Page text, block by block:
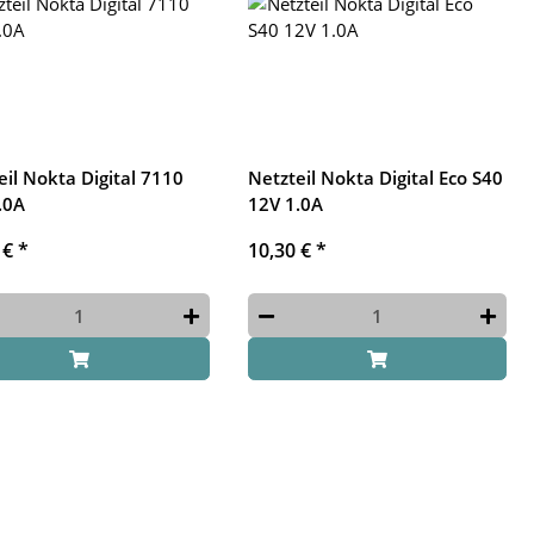
Nokta Digital 7110
€*
Netzteil Nokta Digital Eco S40
12V 1.0A
10,30 €*